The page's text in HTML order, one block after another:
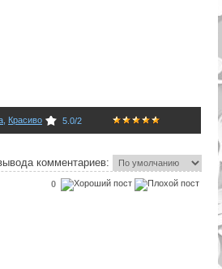
Красиво 5.0/2
комментариев:
0